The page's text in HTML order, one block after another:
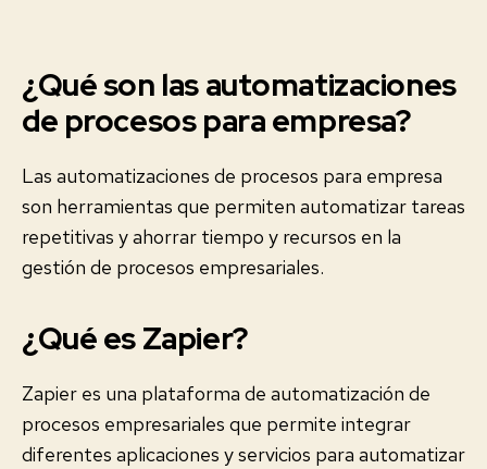
¿Qué son las automatizaciones
de procesos para empresa?
Las automatizaciones de procesos para empresa
son herramientas que permiten automatizar tareas
repetitivas y ahorrar tiempo y recursos en la
gestión de procesos empresariales.
¿Qué es Zapier?
Zapier es una plataforma de automatización de
procesos empresariales que permite integrar
diferentes aplicaciones y servicios para automatizar